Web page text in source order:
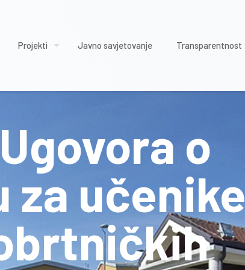
Projekti Javno savjetovanje Transparentnost
o
učenike